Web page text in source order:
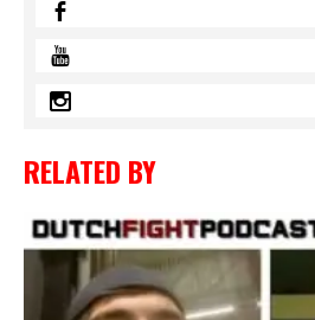
RELATED BY